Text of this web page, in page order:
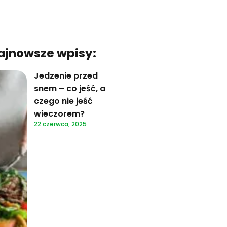
wpisy:
Jedzenie przed
snem – co jeść, a
czego nie jeść
wieczorem?
22 czerwca, 2025